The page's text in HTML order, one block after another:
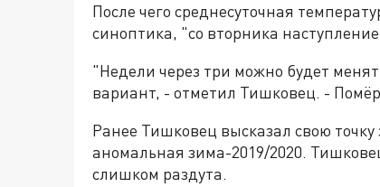
После чего среднесуточная
синоптика, "со вторника
"Недели через три можно будет
вариант, - отметил Тишковец. -
Ранее Тишковец высказал свою точку
аномальная зима-2019/2020.
слишком раздута.